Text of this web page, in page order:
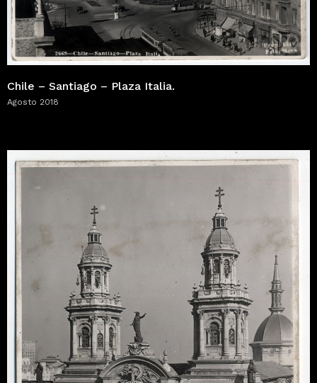
Chile – Santiago – Plaza Italia.
Agosto 2018